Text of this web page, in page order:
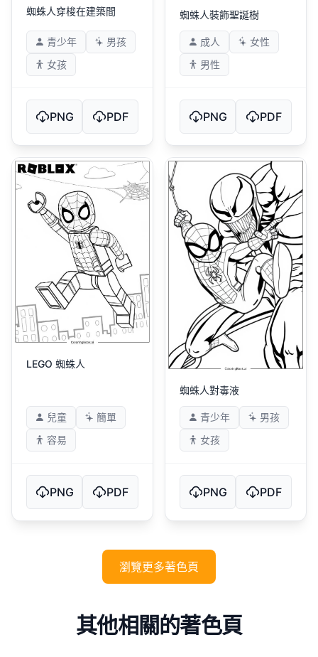
蜘蛛人穿梭在建築間
青少年
男孩
女孩
PNG PDF
蜘蛛人裝飾聖誕樹
成人
女性
男性
PNG PDF
LEGO 蜘蛛人
兒童
簡單
容易
PNG PDF
蜘蛛人對毒液
青少年
男孩
女孩
PNG PDF
瀏覽更多著色頁
其他相關的著色頁